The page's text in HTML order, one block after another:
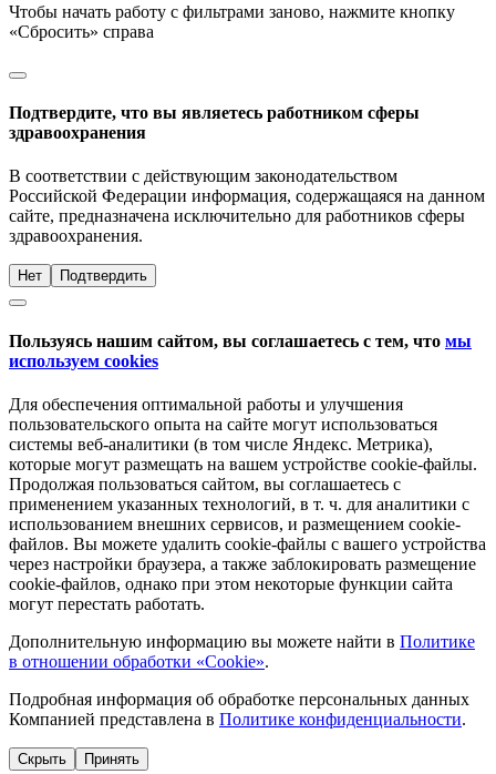
Чтобы начать работу с фильтрами заново, нажмите кнопку
«Сбросить» справа
Подтвердите, что вы являетесь работником сферы
здравоохранения
В соответствии с действующим законодательством
Российской Федерации информация, содержащаяся на данном
сайте, предназначена исключительно для работников сферы
здравоохранения.
Нет Подтвердить
Пользуясь нашим сайтом, вы соглашаетесь с тем, что мы
используем cookies
Для обеспечения оптимальной работы и улучшения
пользовательского опыта на сайте могут использоваться
системы веб-аналитики (в том числе Яндекс. Метрика),
которые могут размещать на вашем устройстве cookie-файлы.
Продолжая пользоваться сайтом, вы соглашаетесь с
применением указанных технологий, в т. ч. для аналитики с
использованием внешних сервисов, и размещением cookie-
файлов. Вы можете удалить cookie-файлы с вашего устройства
через настройки браузера, а также заблокировать размещение
cookie-файлов, однако при этом некоторые функции сайта
могут перестать работать.
Дополнительную информацию вы можете найти в Политике
в отношении обработки «Cookie».
Подробная информация об обработке персональных данных
Компанией представлена в Политике конфиденциальности.
Скрыть Принять